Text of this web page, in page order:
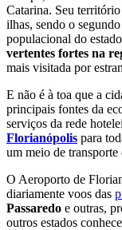
Catarina. Seu
ilhas, sendo o
populacional do
vertentes fortes na
mais visitada por
E não é à toa que a
principais fontes da
serviços da rede
Florianópolis para
um meio de
O Aeroporto de
diariamente voos das
Passaredo e outras,
outros estados